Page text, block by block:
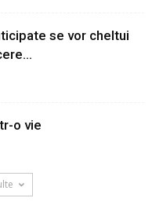
se vor cheltui
o vie